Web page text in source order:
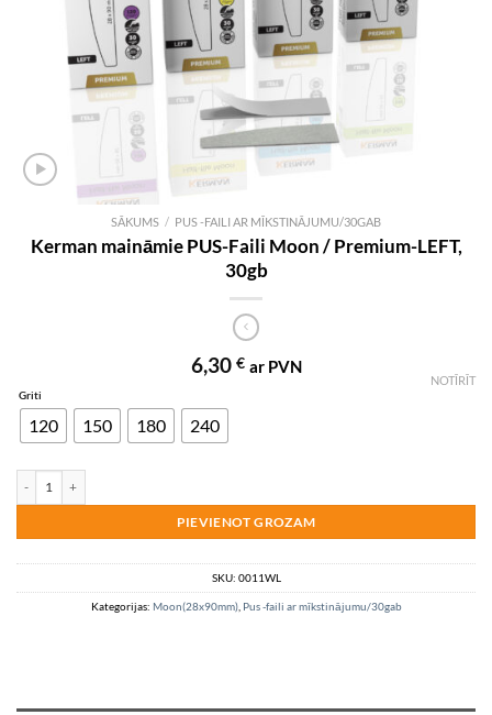
SĀKUMS / PUS -FAILI AR MĪKSTINĀJUMU/30GAB
Kerman maināmie PUS-Faili Moon / Premium-LEFT,
30gb
6,30 € ar PVN
Griti
120 150 180 240
NOTĪRĪT
PIEVIENOT GROZAM
SKU: 0011WL
Kategorijas: Moon(28x90mm), Pus -faili ar mīkstinājumu/30gab